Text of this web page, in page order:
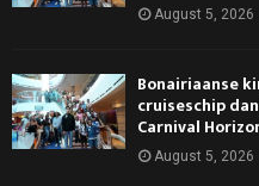
August 5, 2026
Bonairiaanse
cruiseschip
Carnival
August 5, 2026